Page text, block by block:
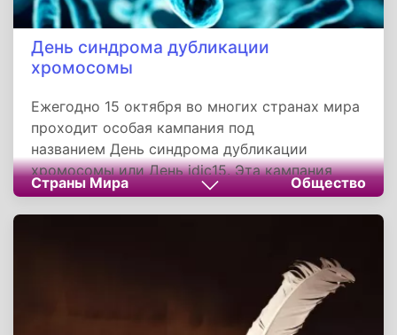
День синдрома дубликации
хромосомы
Ежегодно 15 октября во многих странах мира
проходит особая кампания под
названием День синдрома дубликации
хромосомы или День idic15. Эта кампания
была начата канадской организацией Idic15 с
целью позволить миру больше узнать о людях
Страны Мира Общество